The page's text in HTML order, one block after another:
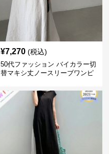
¥7,270 (税込)
50代ファッション バイカラー切
替マキシ丈ノースリーブワンピ